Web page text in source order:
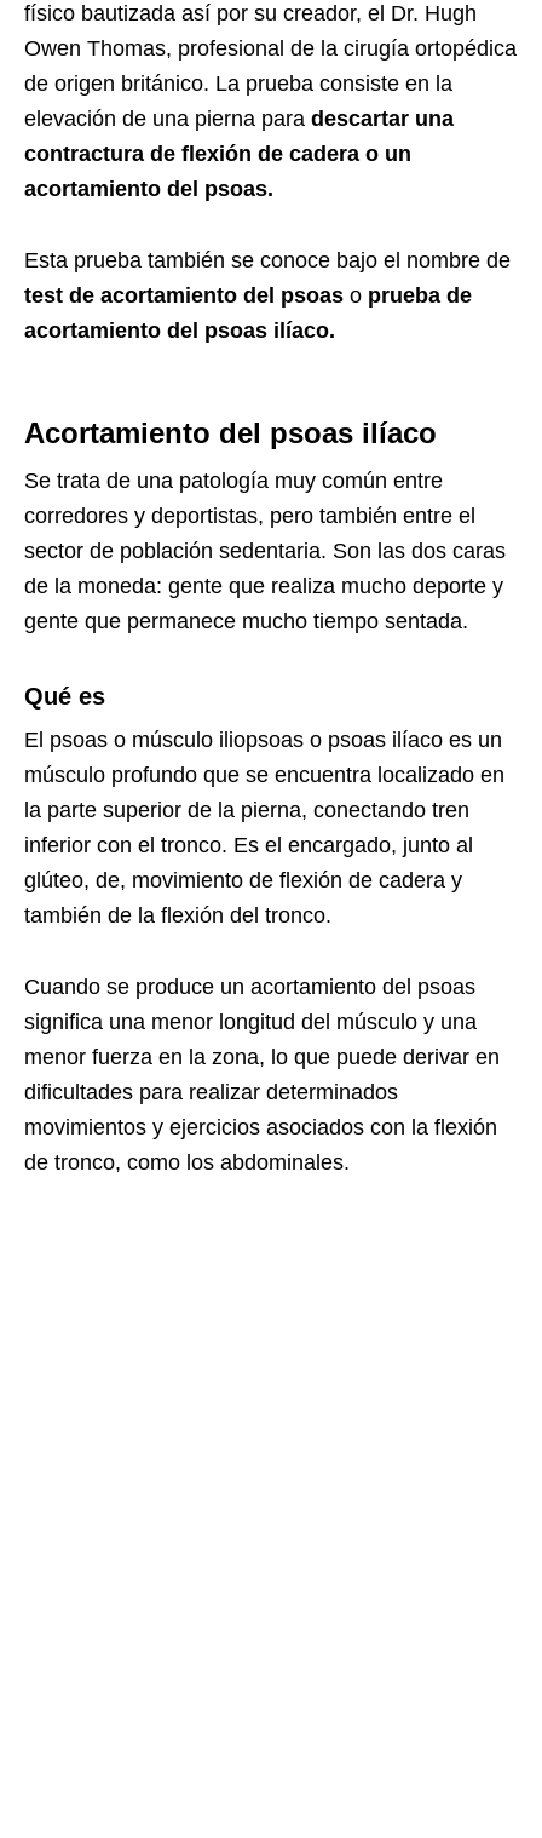
físico bautizada así por su creador, el Dr. Hugh
Owen Thomas, profesional de la cirugía ortopédica
de origen británico. La prueba consiste en la
elevación de una pierna para descartar una
contractura de flexión de cadera o un
acortamiento del psoas.
Esta prueba también se conoce bajo el nombre de
test de acortamiento del psoas o prueba de
acortamiento del psoas ilíaco.
Acortamiento del psoas ilíaco
Se trata de una patología muy común entre
corredores y deportistas, pero también entre el
sector de población sedentaria. Son las dos caras
de la moneda: gente que realiza mucho deporte y
gente que permanece mucho tiempo sentada.
Qué es
El psoas o músculo iliopsoas o psoas ilíaco es un
músculo profundo que se encuentra localizado en
la parte superior de la pierna, conectando tren
inferior con el tronco. Es el encargado, junto al
glúteo, de, movimiento de flexión de cadera y
también de la flexión del tronco.
Cuando se produce un acortamiento del psoas
significa una menor longitud del músculo y una
menor fuerza en la zona, lo que puede derivar en
dificultades para realizar determinados
movimientos y ejercicios asociados con la flexión
de tronco, como los abdominales.